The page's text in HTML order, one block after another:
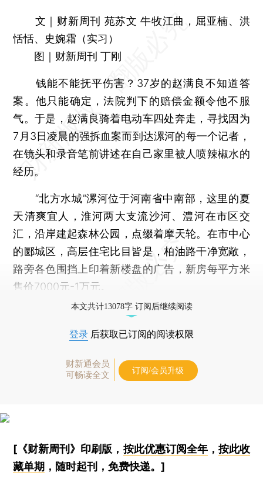
文｜财新周刊 苑苏文 牛牧江曲，屈亚楠、洪
恬恬、史婉霜（实习）
图｜财新周刊 丁刚
钱能不能抚平伤害？37岁的赵满良不知道答
案。他只能确定，法院判下的赔偿金额令他不服
气。于是，赵满良骑着电动车四处奔走，寻找因为
7月3日凌晨的强拆血案而到达漯河的每一个记者，
在镜头和录音笔前讲述在自己家里被人喷辣椒水的
经历。
“北方水城”漯河位于河南省中南部，这里的夏
天清爽宜人，淮河两大支流沙河、澧河在市区交
汇，沿岸建起森林公园，点缀着摩天轮。在市中心
的郾城区，高层住宅比目皆是，柏油路干净宽敞，
路旁各色围挡上印着新楼盘的广告，新房每平方米
售价7000元-1万元。
本文共计13078字 订阅后继续阅读
登录 后获取已订阅的阅读权限
财新通会员
可畅读全文
订阅/会员升级
[《财新周刊》印刷版， 按此优惠订阅全年， 按此收
藏单期 ，随时起刊，免费快递。]